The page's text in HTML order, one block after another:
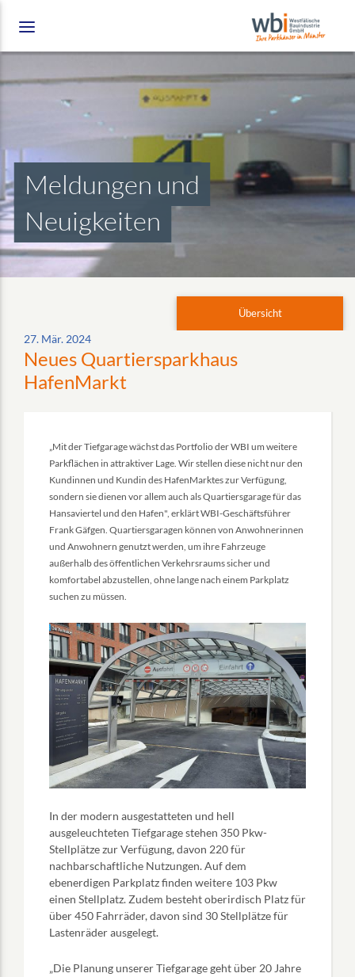
Meldungen und
Neuigkeiten
Übersicht
27. Mär. 2024
Neues Quartiersparkhaus
HafenMarkt
„Mit der Tiefgarage wächst das Portfolio der WBI um weitere
Parkflächen in attraktiver Lage. Wir stellen diese nicht nur den
Kundinnen und Kundin des HafenMarktes zur Verfügung,
sondern sie dienen vor allem auch als Quartiersgarage für das
Hansaviertel und den Hafen", erklärt WBI-Geschäftsführer
Frank Gäfgen. Quartiersgaragen können von Anwohnerinnen
und Anwohnern genutzt werden, um ihre Fahrzeuge
außerhalb des öffentlichen Verkehrsraums sicher und
komfortabel abzustellen, ohne lange nach einem Parkplatz
suchen zu müssen.
In der modern ausgestatteten und hell
ausgeleuchteten Tiefgarage stehen 350 Pkw-
Stellplätze zur Verfügung, davon 220 für
nachbarschaftliche Nutzungen. Auf dem
ebenerdigen Parkplatz finden weitere 103 Pkw
einen Stellplatz. Zudem besteht oberirdisch Platz für
über 450 Fahrräder, davon sind 30 Stellplätze für
Lastenräder ausgelegt.
„Die Planung unserer Tiefgarage geht über 20 Jahre